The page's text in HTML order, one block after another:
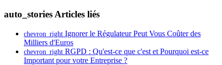
auto_stories Articles liés
chevron_right Ignorer le Régulateur Peut Vous Coûter des
Milliers d'Euros
chevron_right RGPD : Qu'est-ce que c'est et Pourquoi est-ce
Important pour votre Entreprise ?